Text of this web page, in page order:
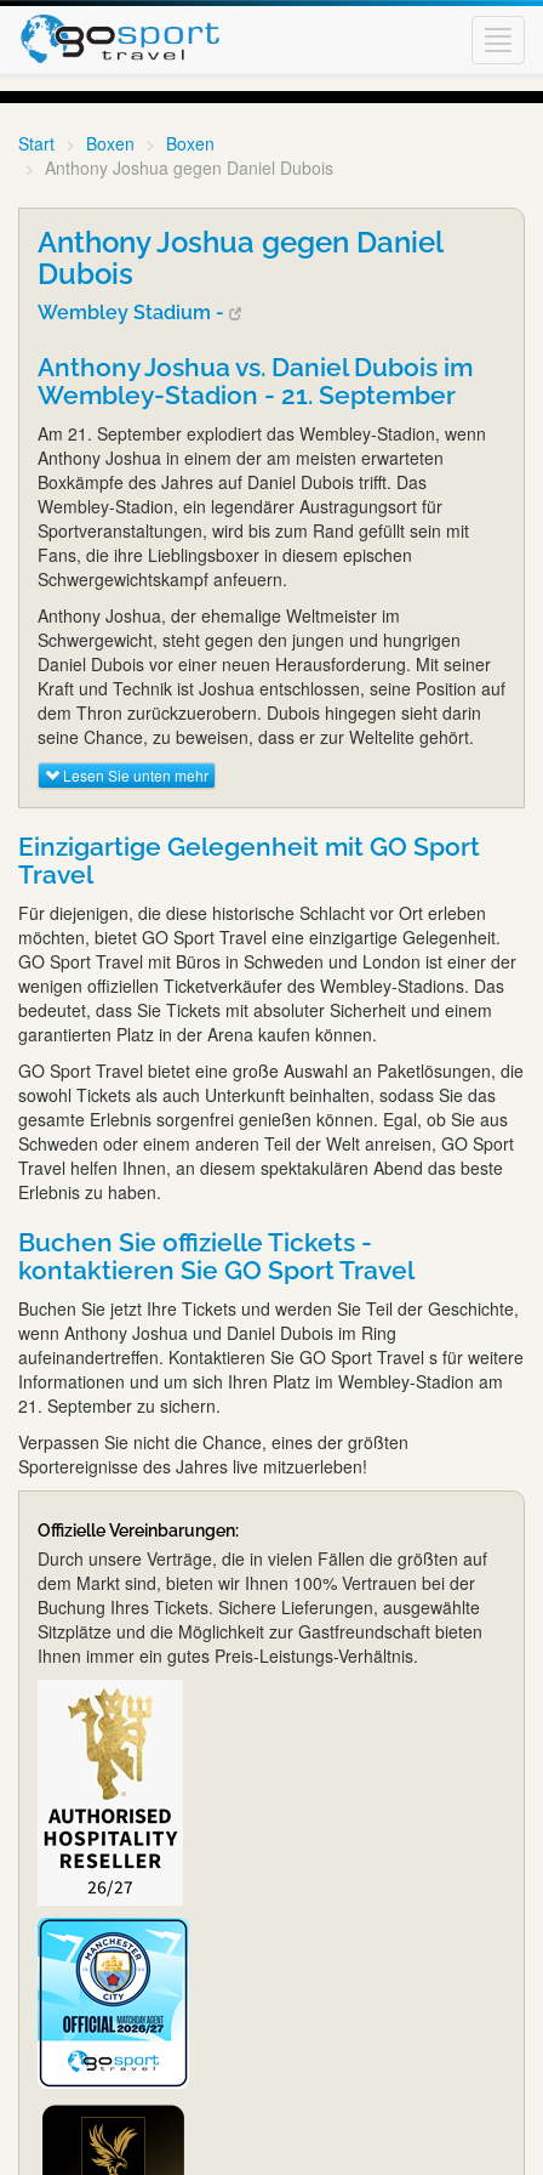
Start Boxen
Boxen
Anthony Joshua gegen Daniel Dubois
Anthony Joshua gegen Daniel
Dubois
Wembley Stadium -
Anthony Joshua vs. Daniel Dubois im
Wembley-Stadion - 21. September
Am 21. September explodiert das Wembley-Stadion, wenn
Anthony Joshua in einem der am meisten erwarteten
Boxkämpfe des Jahres auf Daniel Dubois trifft. Das
Wembley-Stadion, ein legendärer Austragungsort für
Sportveranstaltungen, wird bis zum Rand gefüllt sein mit
Fans, die ihre Lieblingsboxer in diesem epischen
Schwergewichtskampf anfeuern.
Anthony Joshua, der ehemalige Weltmeister im
Schwergewicht, steht gegen den jungen und hungrigen
Daniel Dubois vor einer neuen Herausforderung. Mit seiner
Kraft und Technik ist Joshua entschlossen, seine Position auf
dem Thron zurückzuerobern. Dubois hingegen sieht darin
seine Chance, zu beweisen, dass er zur Weltelite gehört.
Lesen Sie unten mehr
Einzigartige Gelegenheit mit GO Sport
Travel
Für diejenigen, die diese historische Schlacht vor Ort erleben
möchten, bietet GO Sport Travel eine einzigartige Gelegenheit.
GO Sport Travel mit Büros in Schweden und London ist einer der
wenigen offiziellen Ticketverkäufer des Wembley-Stadions. Das
bedeutet, dass Sie Tickets mit absoluter Sicherheit und einem
garantierten Platz in der Arena kaufen können.
GO Sport Travel bietet eine große Auswahl an Paketlösungen, die
sowohl Tickets als auch Unterkunft beinhalten, sodass Sie das
gesamte Erlebnis sorgenfrei genießen können. Egal, ob Sie aus
Schweden oder einem anderen Teil der Welt anreisen, GO Sport
Travel helfen Ihnen, an diesem spektakulären Abend das beste
Erlebnis zu haben.
Buchen Sie offizielle Tickets -
kontaktieren Sie GO Sport Travel
Buchen Sie jetzt Ihre Tickets und werden Sie Teil der Geschichte,
wenn Anthony Joshua und Daniel Dubois im Ring
aufeinandertreffen. Kontaktieren Sie GO Sport Travel s für weitere
Informationen und um sich Ihren Platz im Wembley-Stadion am
21. September zu sichern.
Verpassen Sie nicht die Chance, eines der größten
Sportereignisse des Jahres live mitzuerleben!
Offizielle Vereinbarungen:
Durch unsere Verträge, die in vielen Fällen die größten auf
dem Markt sind, bieten wir Ihnen 100% Vertrauen bei der
Buchung Ihres Tickets. Sichere Lieferungen, ausgewählte
Sitzplätze und die Möglichkeit zur Gastfreundschaft bieten
Ihnen immer ein gutes Preis-Leistungs-Verhältnis.